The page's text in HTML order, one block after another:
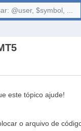
@user, $symbol, ...
este tópico ajude!
o arquivo de